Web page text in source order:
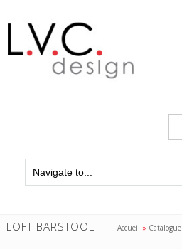
LOFT BARSTOOL Accueil » Catalogue